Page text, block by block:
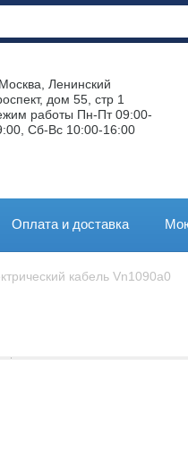
Москва, Ленинский
дом 55, стр 1
работы Пн-Пт 09:00-
Сб-Вс 10:00-16:00
Оплата и доставка
кабель Vn1090a0